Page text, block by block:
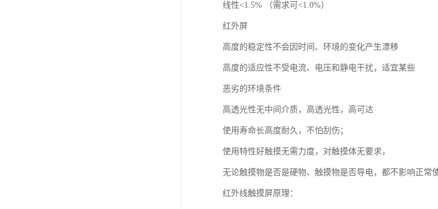
线性<1.5% （需求可<1.0%）
红外屏
高度的稳定性不会因时间、环境的变化产生漂移
高度的适应性不受电流、电压和静电干扰，适宜某些
恶劣的环境条件
高透光性无中间介质，高透光性，高可达
使用寿命长高度耐久，不怕刮伤；
使用特性好触摸无需力度，对触摸体无要求，
无论触摸物是否是硬物、触摸物是否导电，都不影响正常
红外线触摸屏原理：